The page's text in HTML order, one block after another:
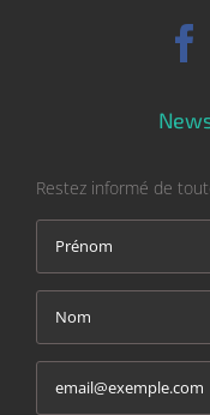
Restez informé de